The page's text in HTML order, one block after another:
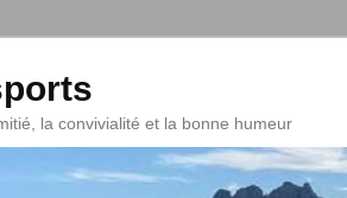
la convivialité et la bonne humeur